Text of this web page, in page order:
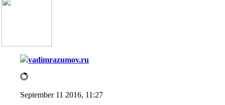
vadimrazumov.ru
September 11 2016, 11:27